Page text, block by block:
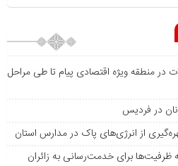
در منطقه ویژه اقتصادی پیام تا طی مراحل
در فردیس
بهره‌گیری از انرژی‌های پاک در مدارس استان
ظرفیت‌ها برای خدمت‌رسانی به زائران